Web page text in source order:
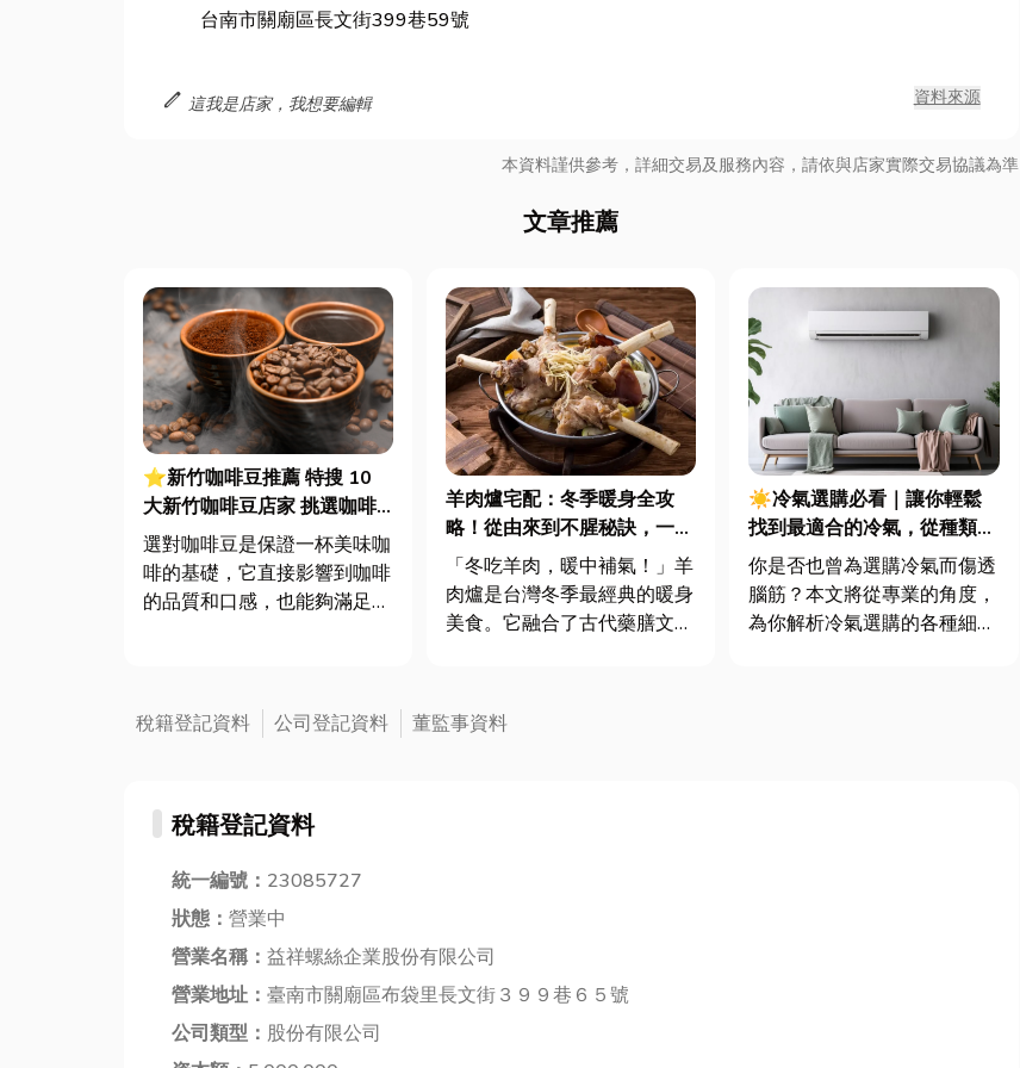
台南市關廟區長文街399巷59號
edit 這我是店家，我想要編輯 資料來源
本資料謹供參考，詳細交易及服務內容，請依與店家實際交易協議為準
文章推薦
⭐新竹咖啡豆推薦 特搜 10
大新竹咖啡豆店家 挑選咖啡
豆的 5 大重點
選對咖啡豆是保證一杯美味咖
啡的基礎，它直接影響到咖啡
的品質和口感，也能夠滿足個
味特點，從淺烘焙的花果香氣
到深烘焙的巧克力和焦糖味
羊肉爐宅配：冬季暖身全攻
略！從由來到不腥秘訣，一篇
掌握暖心藥膳智慧！
「冬吃羊肉，暖中補氣！」羊
肉爐是台灣冬季最經典的暖身
美食。它融合了古代藥膳文化
爐宅配，你也能輕鬆享受這份
暖冬美味。接下來，讓小編教
☀️冷氣選購必看｜讓你輕鬆
找到最適合的冷氣，從種類、
坪數到省電秘訣一次搞懂！
你是否也曾為選購冷氣而傷透
腦筋？本文將從專業的角度，
為你解析冷氣選購的各種細
稅籍登記資料 公司登記資料 董監事資料
稅籍登記資料
統一編號： 23085727
狀態： 營業中
營業名稱： 益祥螺絲企業股份有限公司
營業地址： 臺南市關廟區布袋里長文街３９９巷６５號
公司類型： 股份有限公司